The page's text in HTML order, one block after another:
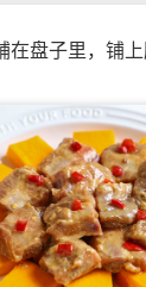
在盘子里，铺上